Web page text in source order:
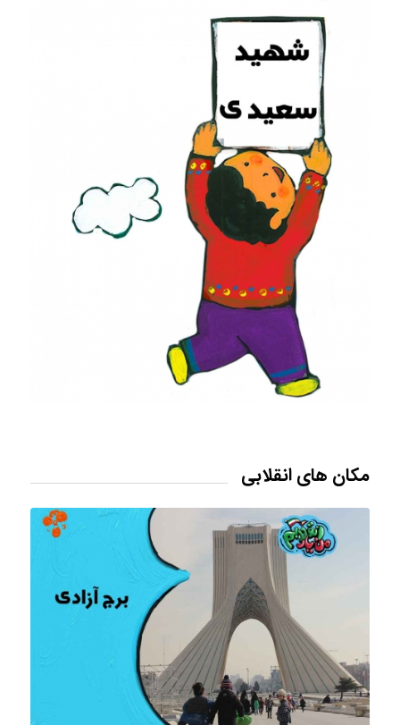
مکان های انقلابی